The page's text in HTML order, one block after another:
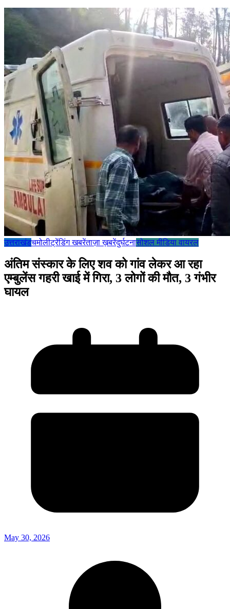
उत्तराखंडचमोलीट्रेंडिंग खबरेंताज़ा ख़बरेंदुर्घटनासोशल मीडिया वायरल
अंतिम संस्कार के लिए शव को गांव लेकर आ रहा
एम्बुलेंस गहरी खाई में गिरा, 3 लोगों की मौत, 3 गंभीर
घायल
May 30, 2026